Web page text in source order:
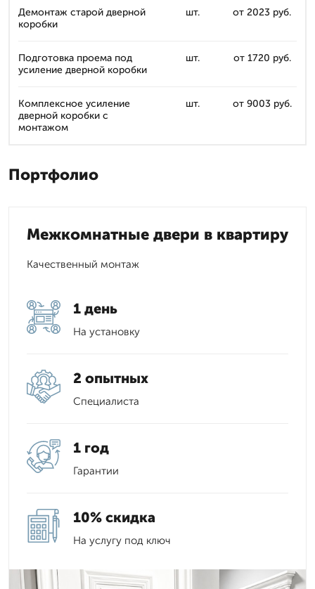
Демонтаж старой дверной
коробки
шт. от 2023 руб.
Подготовка проема под
усиление дверной коробки
шт. от 1720 руб.
Комплексное усиление
дверной коробки с
монтажом
шт. от 9003 руб.
Портфолио
Межкомнатные двери в квартиру
Качественный монтаж
1 день
На установку
2 опытных
Специалиста
1 год
Гарантии
10% скидка
На услугу под ключ